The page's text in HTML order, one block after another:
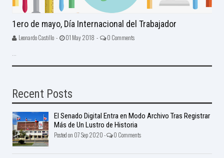
1ero de mayo, Día Internacional del Trabajador
Leonardo Castillo - 01 May 2018 - 0 Comments
Recent Posts
El Senado Digital Entra en Modo Archivo Tras Registrar
Más de Un Lustro de Historia
Posted on 07 Sep 2020 - 0 Comments